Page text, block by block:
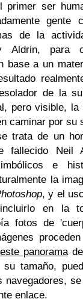
primer ser
gente
de la
Aldrin, para
base a un
de la
pero visible,
caminar por su
trata de un
fallecido Neil
e
la
, y el
en la
fotos de
proceden
este panoramade
su tamaño,
navegadores,
enlace.